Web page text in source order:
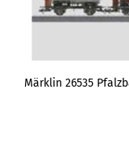
Märklin 26535